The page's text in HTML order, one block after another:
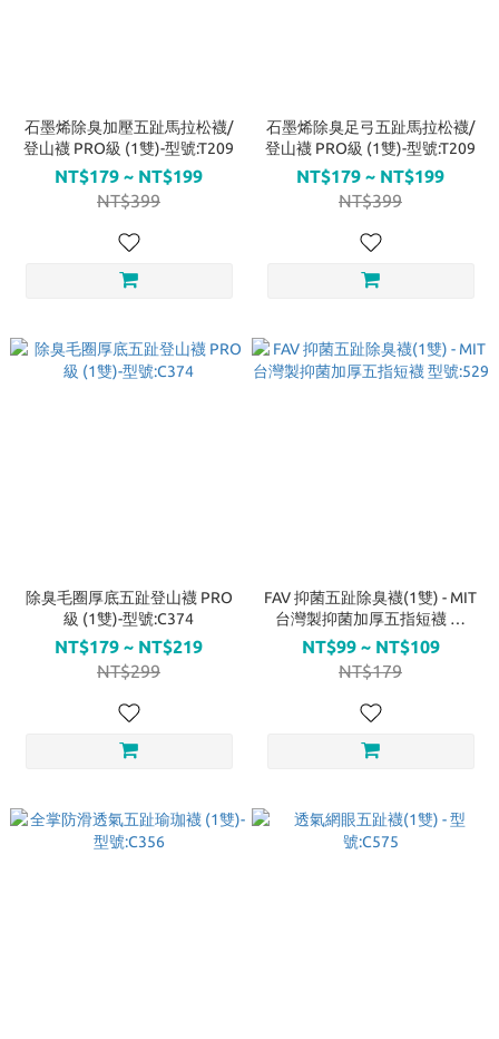
石墨烯除臭加壓五趾馬拉松襪/
登山襪 PRO級 (1雙)-型號:T209
NT$179 ~ NT$199
NT$399
石墨烯除臭足弓五趾馬拉松襪/
登山襪 PRO級 (1雙)-型號:T209
NT$179 ~ NT$199
NT$399
除臭毛圈厚底五趾登山襪 PRO
級 (1雙)-型號:C374
NT$179 ~ NT$219
NT$299
FAV 抑菌五趾除臭襪(1雙) - MIT
台灣製抑菌加厚五指短襪 型
號:529
NT$99 ~ NT$109
NT$179